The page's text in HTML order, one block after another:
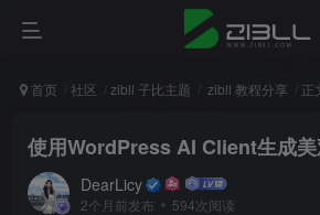
首页 社区 zibll 子比主题 zibll 教程分享 正
使用WordPress AI Client生成
DearLicy
2个月前发布 594次阅读